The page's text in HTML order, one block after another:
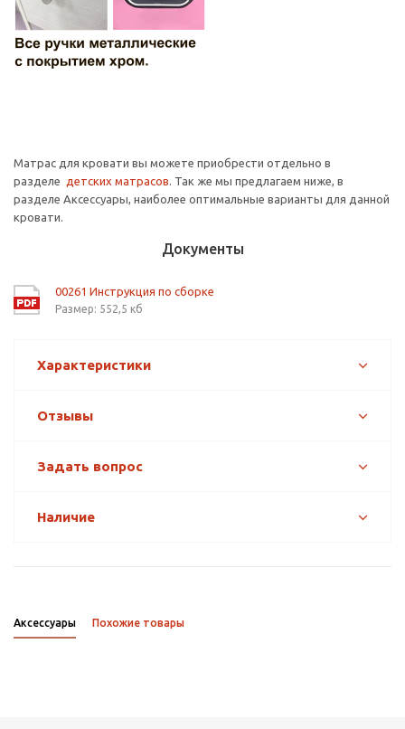
Матрас для кровати вы можете приобрести отдельно в
разделе детских матрасов. Так же мы предлагаем ниже, в
разделе Аксессуары, наиболее оптимальные варианты для данной
кровати.
Документы
00261 Инструкция по сборке
Размер: 552,5 кб
Характеристики
Отзывы
Задать вопрос
Наличие
Аксессуары Похожие товары